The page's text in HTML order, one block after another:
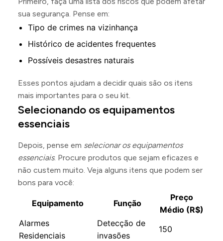
sua segurança. Pense em:
Tipo de crimes na vizinhança
Histórico de acidentes frequentes
Possíveis desastres naturais
Esses pontos ajudam a decidir quais são os itens
mais importantes para o seu kit.
Selecionando os equipamentos
essenciais
Depois, pense em selecionar os equipamentos
essenciais. Procure produtos que sejam eficazes e
não custem muito. Veja alguns itens que podem ser
bons para você:
Equipamento Função
Preço
Médio (R$)
Alarmes
Residenciais
Detecção de
invasões
150